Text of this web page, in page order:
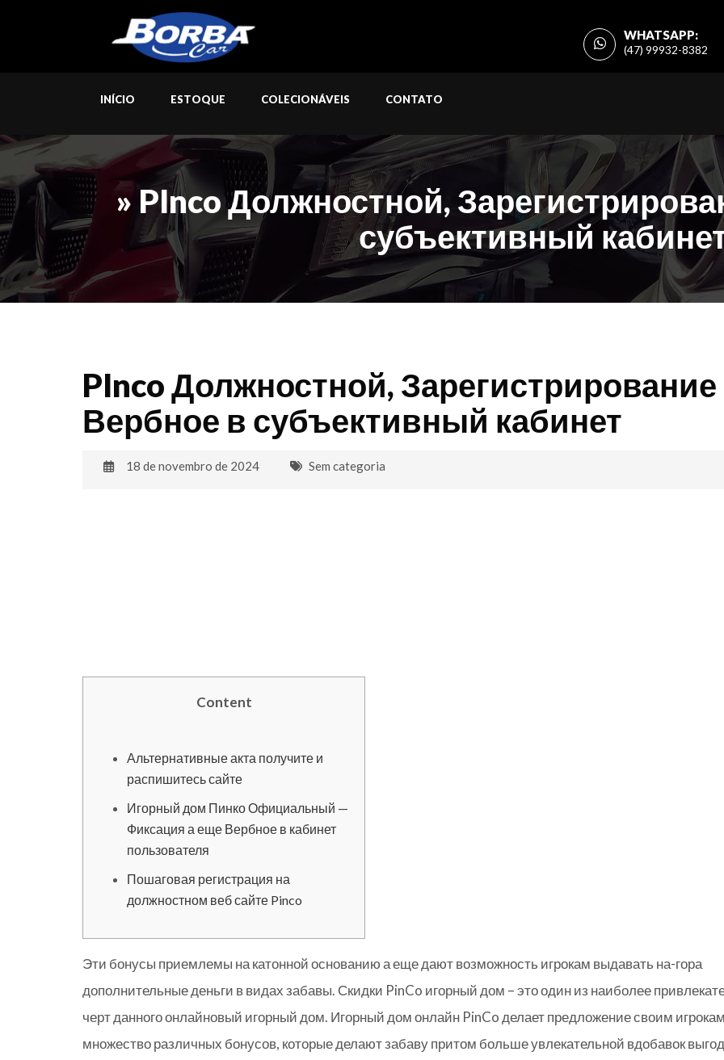
WHATSAPP:
(47) 99932-8382
INÍCIO ESTOQUE COLECIONÁVEIS CONTATO
» PInco Должностной,
субъективный
PInco Должностной, Зарегистрирование
Вербное в субъективный кабинет
18 de novembro de 2024 Sem categoria
Content
Альтернативные акта получите и
распишитесь сайте
Игорный дом Пинко Официальный —
Фиксация а еще Вербное в кабинет
пользователя
Пошаговая регистрация на
должностном веб сайте Pinco
Эти бонусы приемлемы на катонной основанию а еще дают возможность игрокам выдавать на-гора
дополнительные деньги в видах забавы. Скидки PinCo игорный дом – это один из наиболее
черт данного онлайновый игорный дом. Игорный дом онлайн PinCo делает предложение своим
множество различных бонусов, которые делают забаву притом больше увлекательной вдобавок